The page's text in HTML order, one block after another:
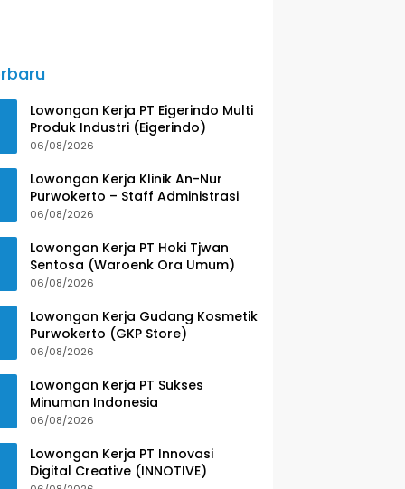
Lowongan Kerja PT Eigerindo Multi
Produk Industri (Eigerindo)
06/08/2026
Lowongan Kerja Klinik An-Nur
Purwokerto – Staff Administrasi
06/08/2026
Lowongan Kerja PT Hoki Tjwan
Sentosa (Waroenk Ora Umum)
06/08/2026
Lowongan Kerja Gudang Kosmetik
Purwokerto (GKP Store)
06/08/2026
Lowongan Kerja PT Sukses
Minuman Indonesia
06/08/2026
Lowongan Kerja PT Innovasi
Digital Creative (INNOTIVE)